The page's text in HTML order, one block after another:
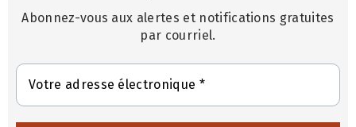
Abonnez-vous aux alertes et notifications gratuites
par courriel.